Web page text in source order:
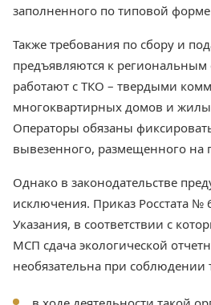
заполненного по типовой форме
Также требования по сбору и
предъявляются к региональным
работают с ТКО – твердыми
многоквартирных домов и
Операторы обязаны
вывезенного, размещенного на
Однако в законодательстве
исключения. Приказ Росстата №
Указания, в соответствии с
МСП сдача экологической
необязательна при соблюдении